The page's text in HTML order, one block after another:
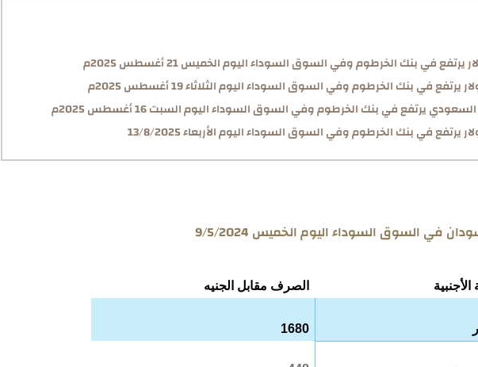
يرتفع في بنك الخرطوم وفي السوق السوداء اليوم الخميس 21 أغسطس 2025م
يرتفع في بنك الخرطوم وفي السوق السوداء اليوم الثلاثاء 19 أغسطس 2025م
يرتفع في بنك الخرطوم وفي السوق السوداء اليوم السبت 16 أغسطس 2025م
يرتفع في بنك الخرطوم وفي السوق السوداء اليوم الأربعاء 13/8/2025
في السوق السوداء اليوم الخميس 9/5/2024
الأجنبية الصرف مقابل الجنيه
1680